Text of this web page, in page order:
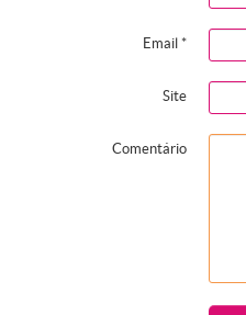
Email *
Site
Comentário